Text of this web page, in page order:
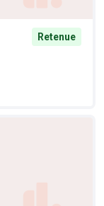
Retenue